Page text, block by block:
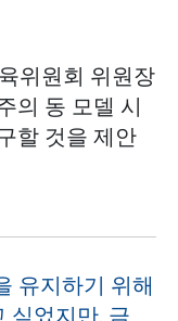
위원회 위원장
의 동 모델 시
할 것을 제안